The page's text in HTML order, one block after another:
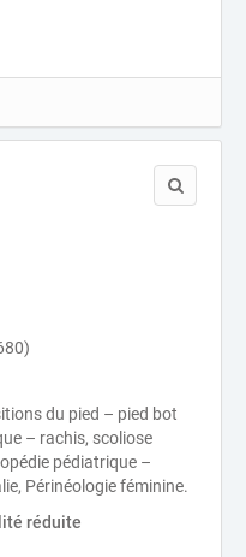
du pied – pied bot
– rachis, scoliose
pédiatrique –
Périnéologie féminine.
réduite